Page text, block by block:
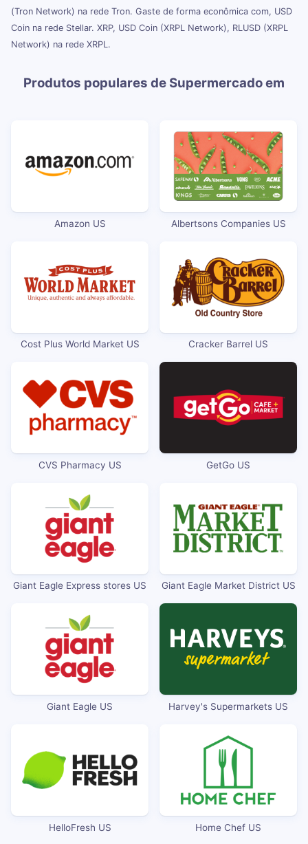
(Tron Network) na rede Tron. Gaste de forma econômica com, USD
Coin na rede Stellar. XRP, USD Coin (XRPL Network), RLUSD (XRPL
Network) na rede XRPL.
Produtos populares de Supermercado em
Amazon US Albertsons Companies US
Cost Plus World Market US Cracker Barrel US
CVS Pharmacy US GetGo US
Giant Eagle Express stores US Giant Eagle Market District US
Giant Eagle US Harvey's Supermarkets US
HelloFresh US Home Chef US